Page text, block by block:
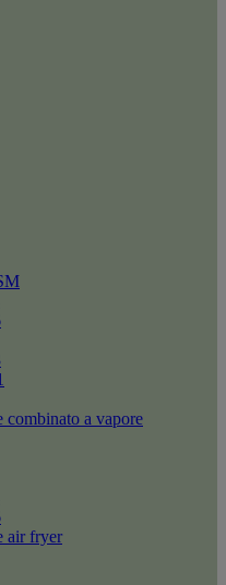
combinato a vapore
air fryer